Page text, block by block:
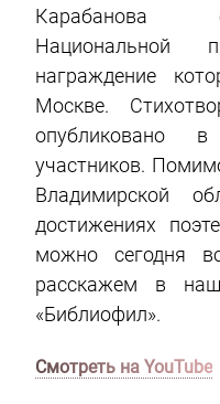
Карабанова
Национальной
награждение
Москве.
опубликовано
участников.
Владимирской
достижениях
можно сегодня
расскажем в
«Библиофил».
Смотреть на YouTube